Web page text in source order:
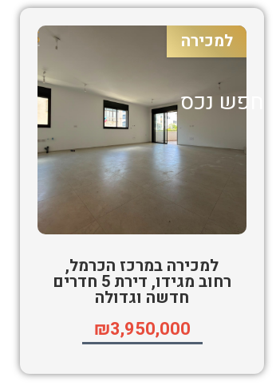
חפש נכס
למכירה
למכירה במרכז הכרמל,
רחוב מגידו, דירת 5 חדרים
חדשה וגדולה
₪3,950,000